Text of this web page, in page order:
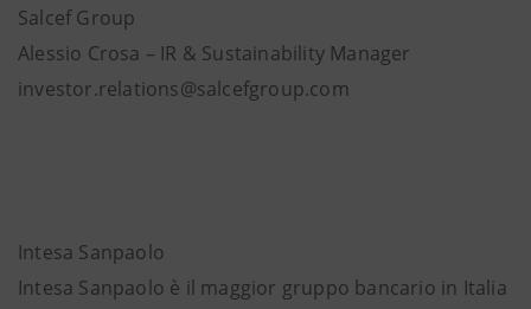
Salcef Group
Alessio Crosa – IR & Sustainability Manager
investor.relations@salcefgroup.com
Intesa Sanpaolo
Intesa Sanpaolo è il maggior gruppo bancario in Italia